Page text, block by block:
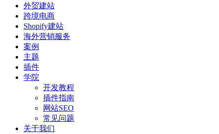
外贸建站
跨境电商
Shopify建站
海外营销服务
案例
主题
插件
学院
开发教程
插件指南
网站SEO
常见问题
关于我们